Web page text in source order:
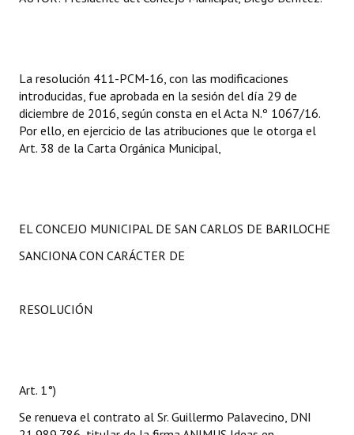
Reconocimientos - Registro
Bariloche, Municipio intercultural
Entrega de distinciones
La resolución 411-PCM-16, con las modificaciones
introducidas, fue aprobada en la sesión del día 29 de
diciembre de 2016, según consta en el Acta N.º 1067/16.
Por ello, en ejercicio de las atribuciones que le otorga el
Art. 38 de la Carta Orgánica Municipal,
EL CONCEJO MUNICIPAL DE SAN CARLOS DE BARILOCHE
SANCIONA CON CARÁCTER DE
RESOLUCIÓN
Art. 1°)
Se renueva el contrato al Sr. Guillermo Palavecino, DNI